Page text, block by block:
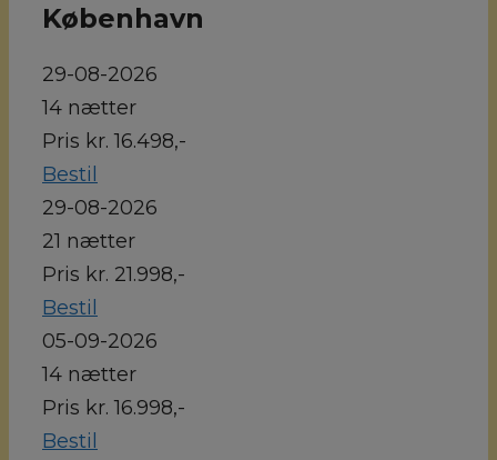
København
29-08-2026
14 nætter
Pris kr. 16.498,-
Bestil
29-08-2026
21 nætter
Pris kr. 21.998,-
Bestil
05-09-2026
14 nætter
Pris kr. 16.998,-
Bestil